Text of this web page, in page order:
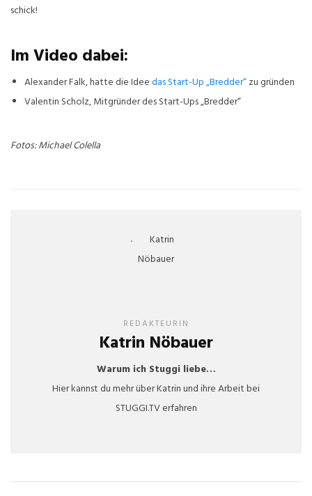
schick!
Im Video dabei:
Alexander Falk, hatte die Ideedas Start-Up „Bredder“zu gründen
Valentin Scholz, Mitgründer des Start-Ups „Bredder“
Fotos: Michael Colella
REDAKTEURIN
Katrin Nöbauer
Warum ich Stuggi liebe…
Hier kannst du mehr über Katrin und ihre Arbeit bei
STUGGI.TV erfahren